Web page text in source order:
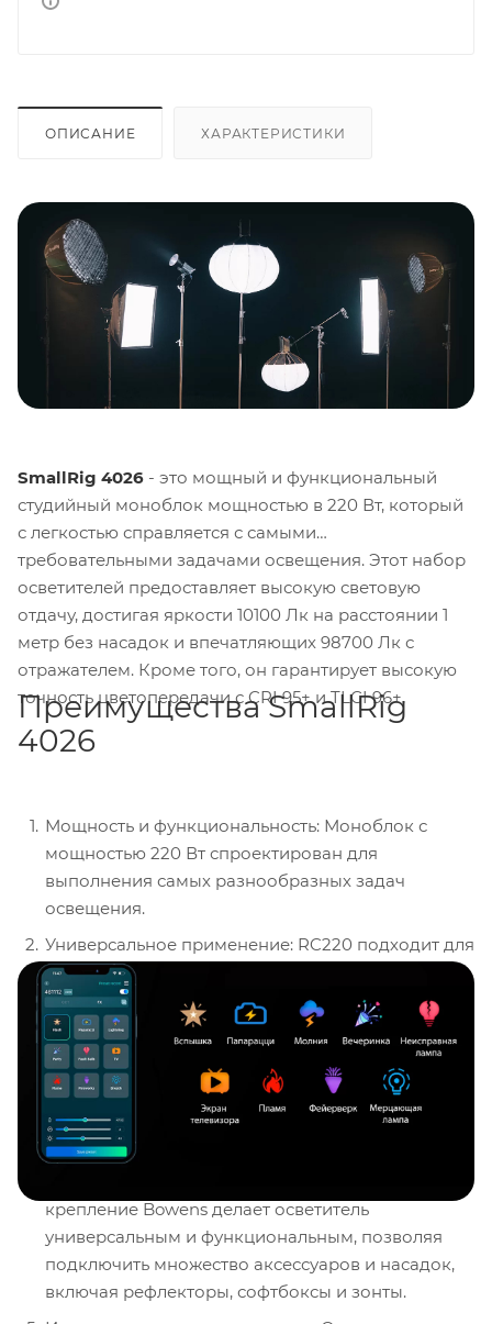
ОПИСАНИЕ ХАРАКТЕРИСТИКИ
SmallRig 4026 - это мощный и функциональный
студийный моноблок мощностью в 220 Вт, который
с легкостью справляется с самыми
требовательными задачами освещения. Этот набор
осветителей предоставляет высокую световую
отдачу, достигая яркости 10100 Лк на расстоянии 1
метр без насадок и впечатляющих 98700 Лк с
отражателем. Кроме того, он гарантирует высокую
точность цветопередачи с CRI 95+ и TLCI 96+.
Преимущества SmallRig
4026
Мощность и функциональность: Моноблок с
мощностью 220 Вт спроектирован для
выполнения самых разнообразных задач
освещения.
Универсальное применение: RC220 подходит для
киносъемки, стриминга, портретной и
предметной фотографии, записи интервью и
многих других целей.
Световые эффекты: Встроенные световые
эффекты позволяют создавать разнообразные
сценарии работы, что делает его идеальным
инструментом для креативных проектов.
крепление Bowens делает осветитель
универсальным и функциональным, позволяя
подключить множество аксессуаров и насадок,
включая рефлекторы, софтбоксы и зонты.